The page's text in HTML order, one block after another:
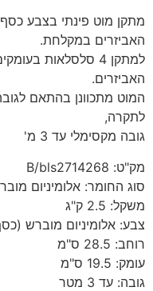
האביזרים במקלחת.
למתקן 4 סלסלאות
האביזרים.
המוט מתכוונן בהתאם
לתקרה,
גובה מקסימלי עד 3 מ'
מק"ט: B/bls2714268
סוג החומר: אלומיניום
משקל: 2.5 ק"ג
צבע: אלומיניום מוברש
רוחב: 28.5 ס"מ
עומק: 19.5 ס"מ
גובה: עד 3 מטר